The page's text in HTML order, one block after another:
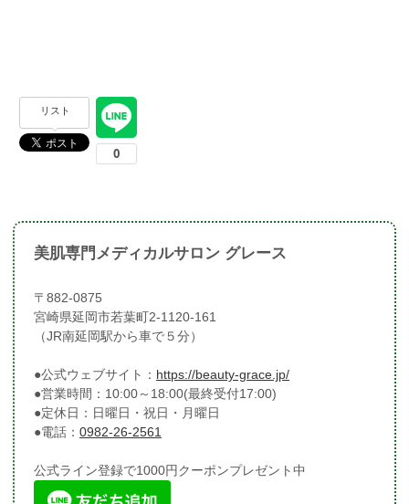
リスト
美肌専門メディカルサロン グレース
〒882-0875
宮崎県延岡市若葉町2-1120-161
（JR南延岡駅から車で５分）
●公式ウェブサイト： https://beauty-grace.jp/
●営業時間：10:00～18:00(最終受付17:00)
●定休日：日曜日・祝日・月曜日
●電話： 0982-26-2561
公式ライン登録で1000円クーポンプレゼント中